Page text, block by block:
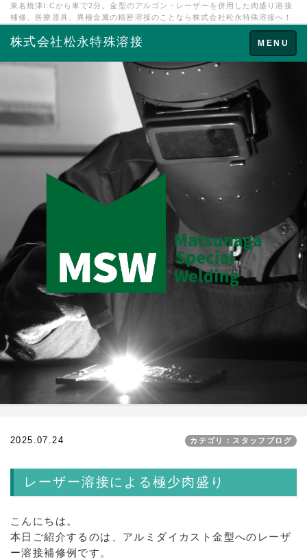
東名焼津I.Cから車で2分。金型のアルゴン・レーザーを併用した肉盛り溶接
補修、医療器具、異種金属の精密溶接のことなら株式会社松永特殊溶接へ！
Toggle
navigation
MENU
株式会社松永特殊溶接
2025.07.24 カテゴリ：スタッフブログ
レーザー溶接による極少肉盛り
こんにちは。
本日ご紹介するのは、アルミダイカスト金型へのレーザ
ー溶接補修例です。